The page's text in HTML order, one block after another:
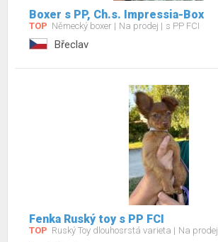
Boxer s PP, Ch.s. Impressia-Box
TOP Německý boxer Na prodej s PP FCI
Břeclav
Fenka Ruský toy s PP FCI
TOP Ruský Toy dlouhosrstá varieta Na prodej